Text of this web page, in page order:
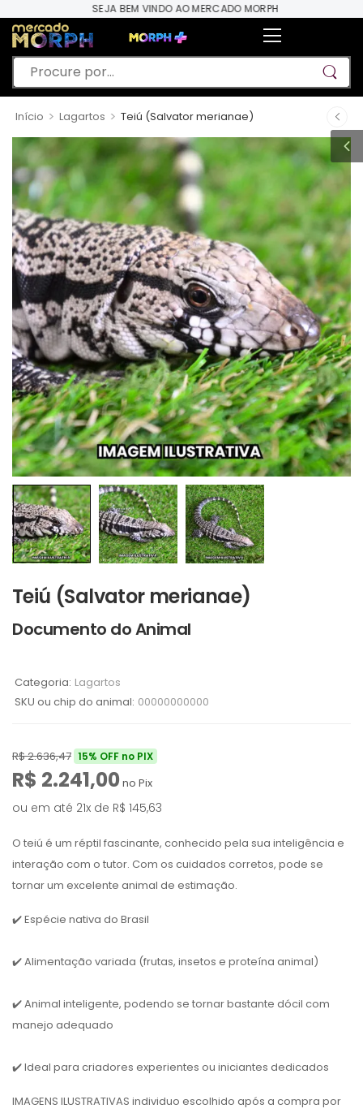
SEJA BEM VINDO AO MERCADO MORPH
Início > Lagartos > Teiú (Salvator merianae)
Teiú (Salvator merianae)
Documento do Animal
Categoria: Lagartos
SKU ou chip do animal: 00000000000
R$2.636,47 15% OFF no PIX
R$ 2.241,00 no Pix
ou em até 21x de R$ 145,63
O teiú é um réptil fascinante, conhecido pela sua inteligência e
interação com o tutor. Com os cuidados corretos, pode se
tornar um excelente animal de estimação.
✔️ Espécie nativa do Brasil
✔️ Alimentação variada (frutas, insetos e proteína animal)
✔️ Animal inteligente, podendo se tornar bastante dócil com
manejo adequado
✔️ Ideal para criadores experientes ou iniciantes dedicados
IMAGENS ILUSTRATIVAS individuo escolhido após a compra por